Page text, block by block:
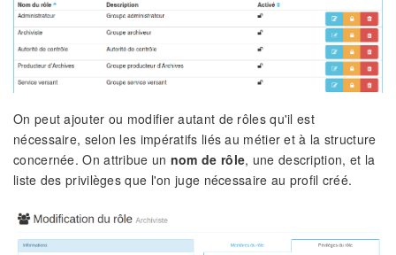
On peut ajouter ou modifier autant de rôles qu'il est
nécessaire, selon les impératifs liés au métier et à la structure
concernée. On attribue un nom de rôle, une description, et la
liste des privilèges que l'on juge nécessaire au profil créé.